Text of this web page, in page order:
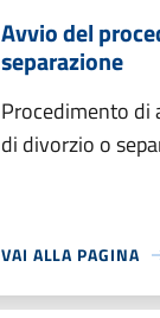
Avvio del
separazione
Procedimento di
di divorzio o
VAI ALLA PAGINA